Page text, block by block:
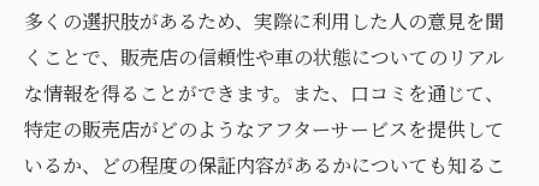
多くの選択肢があるため、実際に利用した人の意見を聞
くことで、販売店の信頼性や車の状態についてのリアル
な情報を得ることができます。また、口コミを通じて、
特定の販売店がどのようなアフターサービスを提供して
いるか、どの程度の保証内容があるかについても知るこ